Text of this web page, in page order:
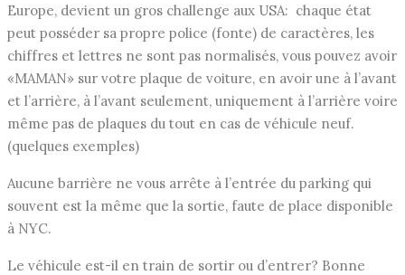
Europe, devient un gros challenge aux USA: chaque état
peut posséder sa propre police (fonte) de caractères, les
chiffres et lettres ne sont pas normalisés, vous pouvez avoir
«MAMAN» sur votre plaque de voiture, en avoir une à l’avant
et l’arrière, à l’avant seulement, uniquement à l’arrière voire
même pas de plaques du tout en cas de véhicule neuf.
(quelques exemples)
Aucune barrière ne vous arrête à l’entrée du parking qui
souvent est la même que la sortie, faute de place disponible
à NYC.
Le véhicule est-il en train de sortir ou d’entrer? Bonne